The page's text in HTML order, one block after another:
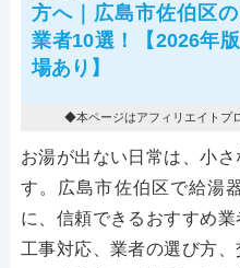
方へ｜広島市佐伯区
業者10選！【2026年
場あり】
◆本ページはアフィリエイトプ
お湯が出ない日常は、小
す。広島市佐伯区で給湯
に、信頼できるおすすめ業
工事対応、業者の選び方